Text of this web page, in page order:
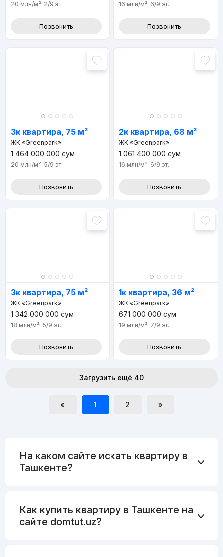
20 млн/м² 2/9 эт.
Позвонить
16 млн/м² 6/9 эт.
Позвонить
3к квартира, 75 м²
ЖК «Greenpark»
1 464 000 000 сум
20 млн/м² 5/9 эт.
Позвонить
2к квартира, 68 м²
ЖК «Greenpark»
1 061 400 000 сум
16 млн/м² 6/9 эт.
Позвонить
3к квартира, 75 м²
ЖК «Greenpark»
1 342 000 000 сум
18 млн/м² 5/9 эт.
Позвонить
1к квартира, 36 м²
ЖК «Greenpark»
671 000 000 сум
19 млн/м² 7/9 эт.
Позвонить
Загрузить ещё 40
« 1 2 »
На каком сайте искать квартиру в
Ташкенте?
Как купить квартиру в Ташкенте на
сайте domtut.uz?